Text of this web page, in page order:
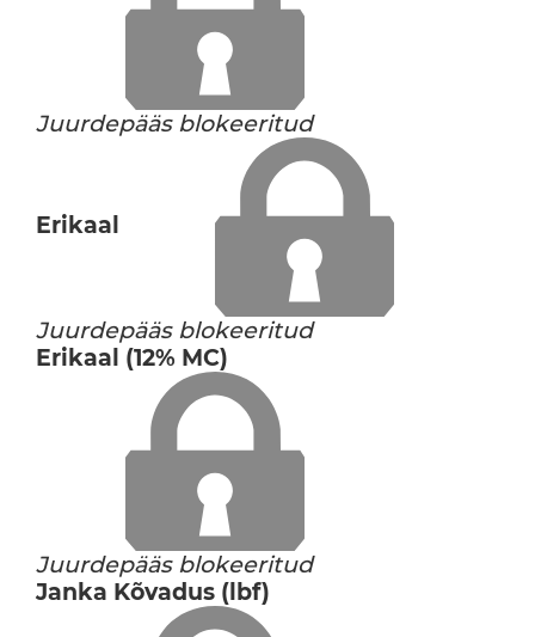
Juurdepääs blokeeritud
Erikaal
Juurdepääs blokeeritud
Erikaal (12% MC)
Juurdepääs blokeeritud
Janka Kõvadus (lbf)